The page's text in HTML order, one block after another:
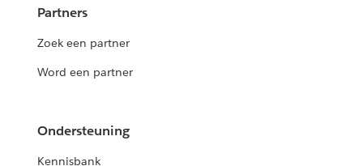
Partners
Zoek een partner
Word een partner
Ondersteuning
Kennisbank